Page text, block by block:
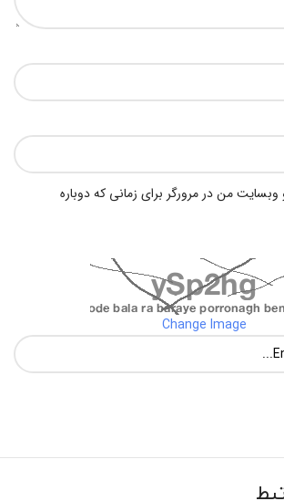
وبسایت من در مرورگر برای زمانی که دوباره
Change Image